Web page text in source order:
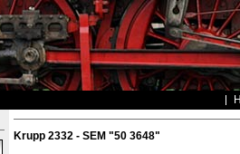
Krupp 2332 - SEM "50 3648"